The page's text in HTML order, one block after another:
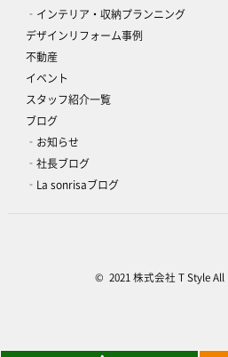
‐インテリア・収納プランニング
デザインリフォーム事例
不動産
イベント
スタッフ紹介一覧
ブログ
‐お知らせ
‐社長ブログ
‐La sonrisaブログ
© 2021 株式会社 T Style All